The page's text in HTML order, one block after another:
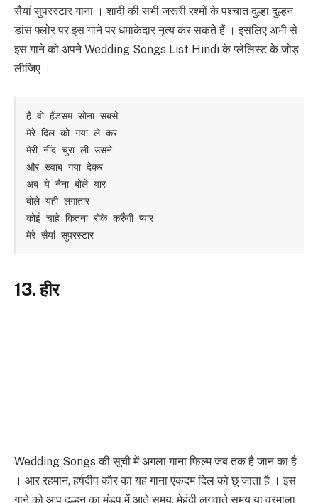
सैयां सुपरस्टार गाना । शादी की सभी जरूरी रश्मों के पश्चात दुल्हा दुल्हन
डांस फ्लोर पर इस गाने पर धमाकेदार नृत्य कर सकते हैं । इसलिए अभी से
इस गाने को अपने Wedding Songs List Hindi के प्लेलिस्ट के जोड़
लीजिए ।
है वो हैंडसम सोना सबसे
मेरे दिल को गया ले कर
मेरी नींद चुरा ली उसने
और ख्वाब गया देकर
अब ये नैना बोले यार
बोले यही लगातार
कोई चाहे कितना रोके करुँगी प्यार
मेरे सैयां सुपरस्टार
13. हीर
Wedding Songs की सूची में अगला गाना फिल्म जब तक है जान का है
। आर रहमान, हर्षदीप कौर का यह गाना एकदम दिल को छू जाता है । इस
गाने को आप दुल्हन का मंडप में आते समय, मेहंदी लगवाते समय या वरमाला